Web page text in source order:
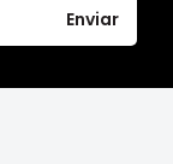
Enviar